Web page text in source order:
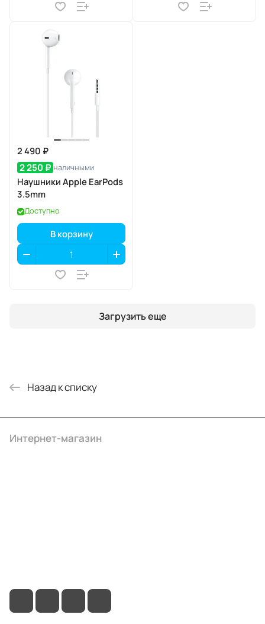
2 490 ₽
2 250 ₽ наличными
Наушники Apple EarPods
3.5mm
Доступно
В корзину
Загрузить еще
Назад к списку
Интернет-магазин